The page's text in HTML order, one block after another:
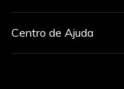
Centro de Ajuda